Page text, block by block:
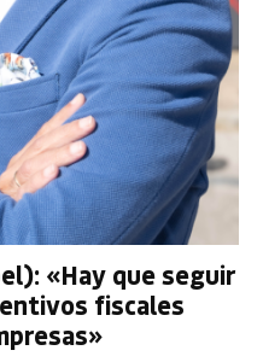
«Hay que seguir
fiscales